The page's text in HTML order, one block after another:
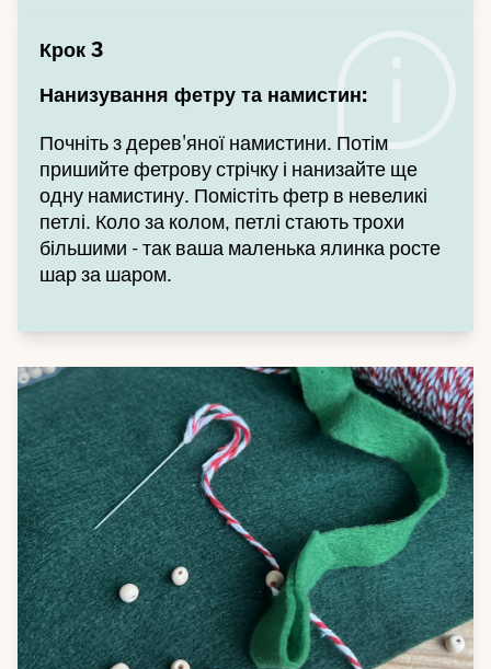
Крок 3
Нанизування фетру та намистин:
Почніть з дерев'яної намистини. Потім
пришийте фетрову стрічку і нанизайте ще
одну намистину. Помістіть фетр в невеликі
петлі. Коло за колом, петлі стають трохи
більшими - так ваша маленька ялинка росте
шар за шаром.